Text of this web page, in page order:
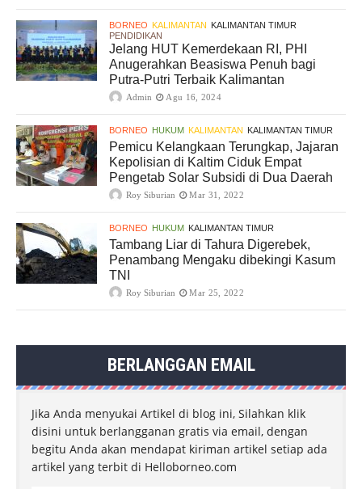
BORNEO KALIMANTAN KALIMANTAN TIMUR
PENDIDIKAN
Jelang HUT Kemerdekaan RI, PHI
Anugerahkan Beasiswa Penuh bagi
Putra-Putri Terbaik Kalimantan
Admin Agu 16, 2024
BORNEO HUKUM KALIMANTAN KALIMANTAN TIMUR
Pemicu Kelangkaan Terungkap, Jajaran
Kepolisian di Kaltim Ciduk Empat
Pengetab Solar Subsidi di Dua Daerah
Roy Siburian Mar 31, 2022
BORNEO HUKUM KALIMANTAN TIMUR
Tambang Liar di Tahura Digerebek,
Penambang Mengaku dibekingi Kasum
TNI
Roy Siburian Mar 25, 2022
BERLANGGAN EMAIL
Jika Anda menyukai Artikel di blog ini, Silahkan klik
disini untuk berlangganan gratis via email, dengan
begitu Anda akan mendapat kiriman artikel setiap ada
artikel yang terbit di Helloborneo.com